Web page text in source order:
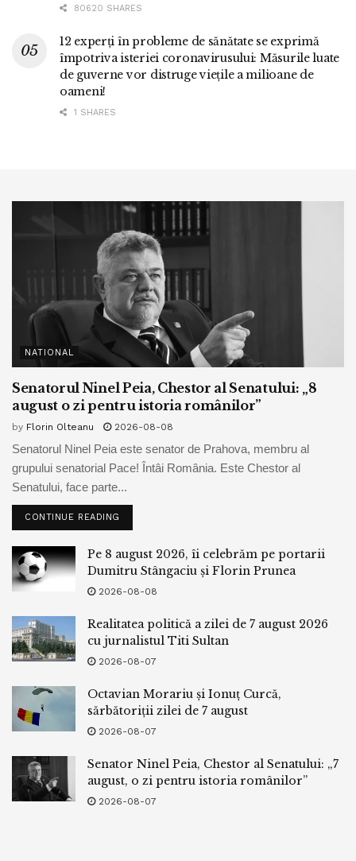
80620 SHARES
12 experți în probleme de sănătate se exprimă
împotriva isteriei coronavirusului: Măsurile luate
de guverne vor distruge viețile a milioane de
oameni!
1 SHARES
NATIONAL
Senatorul Ninel Peia, Chestor al Senatului: „8
august o zi pentru istoria românilor”
by Florin Olteanu 2026-08-08
Senatorul Ninel Peia este senator de Prahova, membru al
grupului senatorial Pace! Întâi România. Este Chestor al
Senatului, face parte...
CONTINUE READING
Pe 8 august 2026, îi celebrăm pe portarii
Dumitru Stângaciu și Florin Prunea
2026-08-08
Realitatea politică a zilei de 7 august 2026
cu jurnalistul Titi Sultan
2026-08-07
Octavian Morariu și Ionuț Curcă,
sărbătoriții zilei de 7 august
2026-08-07
Senator Ninel Peia, Chestor al Senatului: „7
august, o zi pentru istoria românilor”
2026-08-07